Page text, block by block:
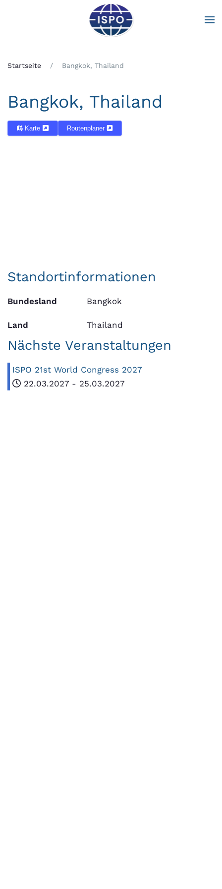
Zum Hauptinhalt springen
Startseite Bangkok, Thailand
Bangkok, Thailand
Karte Routenplaner
Standortinformationen
Bundesland Bangkok
Land Thailand
Nächste Veranstaltungen
ISPO 21st World Congress 2027
22.03.2027 - 25.03.2027